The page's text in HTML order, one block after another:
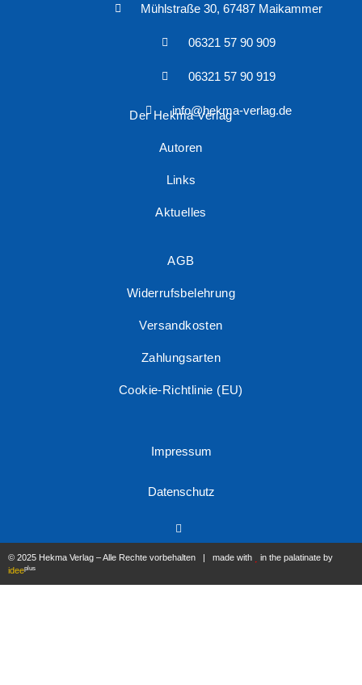
Mühlstraße 30, 67487 Maikammer
06321 57 90 909
06321 57 90 919
info@hekma-verlag.de
Der Hekma Verlag
Autoren
Links
Aktuelles
AGB
Widerrufsbelehrung
Versandkosten
Zahlungsarten
Cookie-Richtlinie (EU)
Impressum
Datenschutz
© 2025 Hekma Verlag – Alle Rechte vorbehalten | made with
in the palatinate by
ideeplus